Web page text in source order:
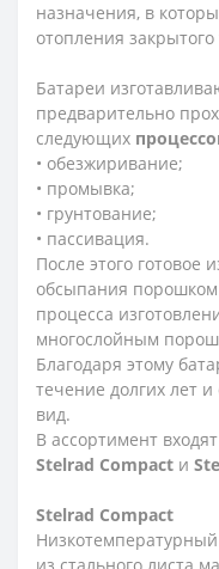
назначения, в
отопления закрытого
Батареи
предварительно
следующих
• обезжиривание;
• промывка;
• грунтование;
• пассивация.
После этого готовое
обсыпания
процесса
многослойным
Благодаря этому
течение долгих лет
вид.
В ассортимент
Stelrad Compact и
Stelrad Compact